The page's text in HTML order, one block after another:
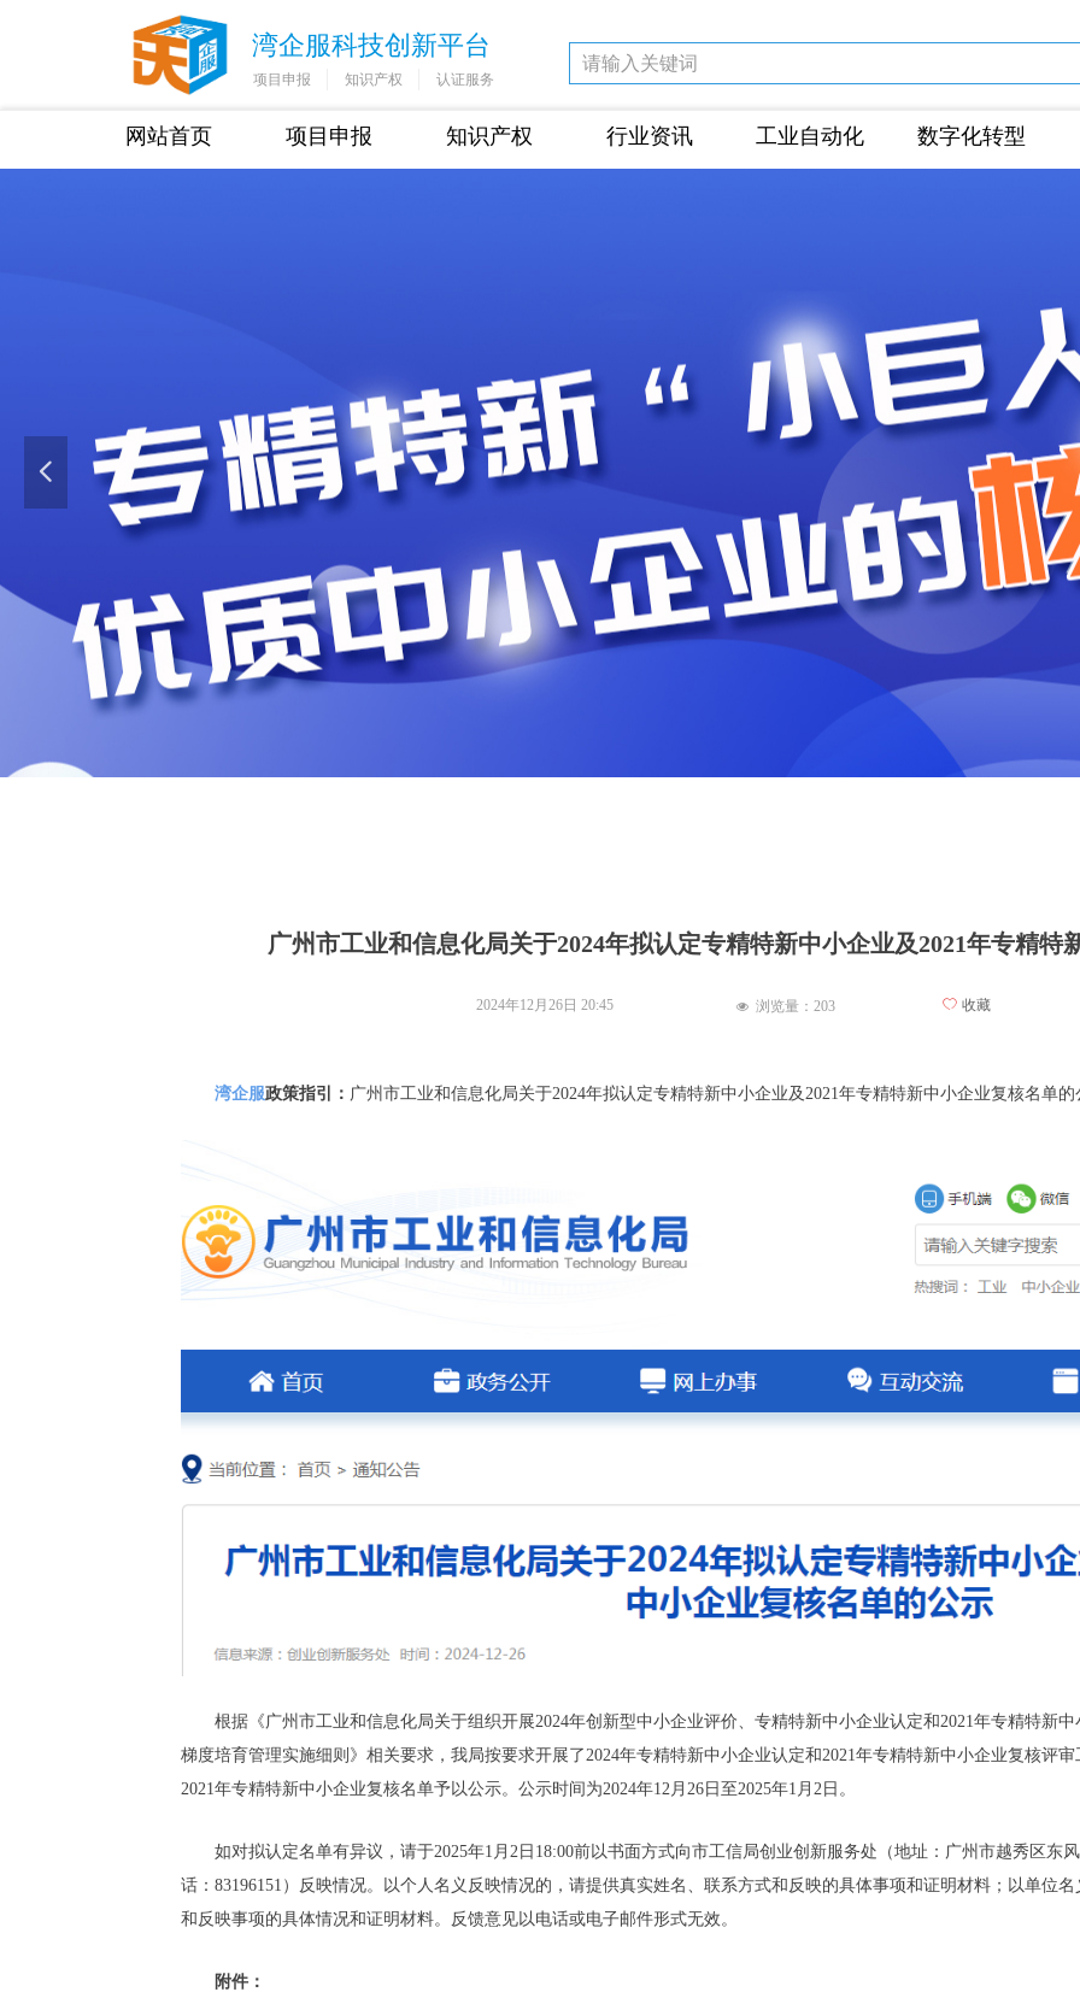
网站首页 项目申报 知识产权 行业资讯 工业自动化 数字化转型
넳
湾企服科技创新平台
项目申报 知识产权 认证服务
广州市工业和信息化局关于2024年拟认定专精特新中小企业及2021年专精特
湾企服政策指引： 广州市工业和信息化局关于2024年拟认定专精特新中小企业及2021年专精特新中小企业复核名单的
根据《广州市工业和信息化局关于组织开展2024年创新型中小企业评价、专精特新中小企业认定和2021年专精特新
梯度培育管理实施细则》相关要求，我局按要求开展了2024年专精特新中小企业认定和2021年专精特新中小企业复核评
2021年专精特新中小企业复核名单予以公示。公示时间为2024年12月26日至2025年1月2日。
如对拟认定名单有异议，请于2025年1月2日18:00前以书面方式向市工信局创业创新服务处（地址：广州市越秀区东
话：83196151）反映情况。以个人名义反映情况的，请提供真实姓名、联系方式和反映的具体事项和证明材料；以单位
和反映事项的具体情况和证明材料。反馈意见以电话或电子邮件形式无效。
附件：
2024年12月26日 20:45 ꄀ 收藏
넶 浏览量： 203